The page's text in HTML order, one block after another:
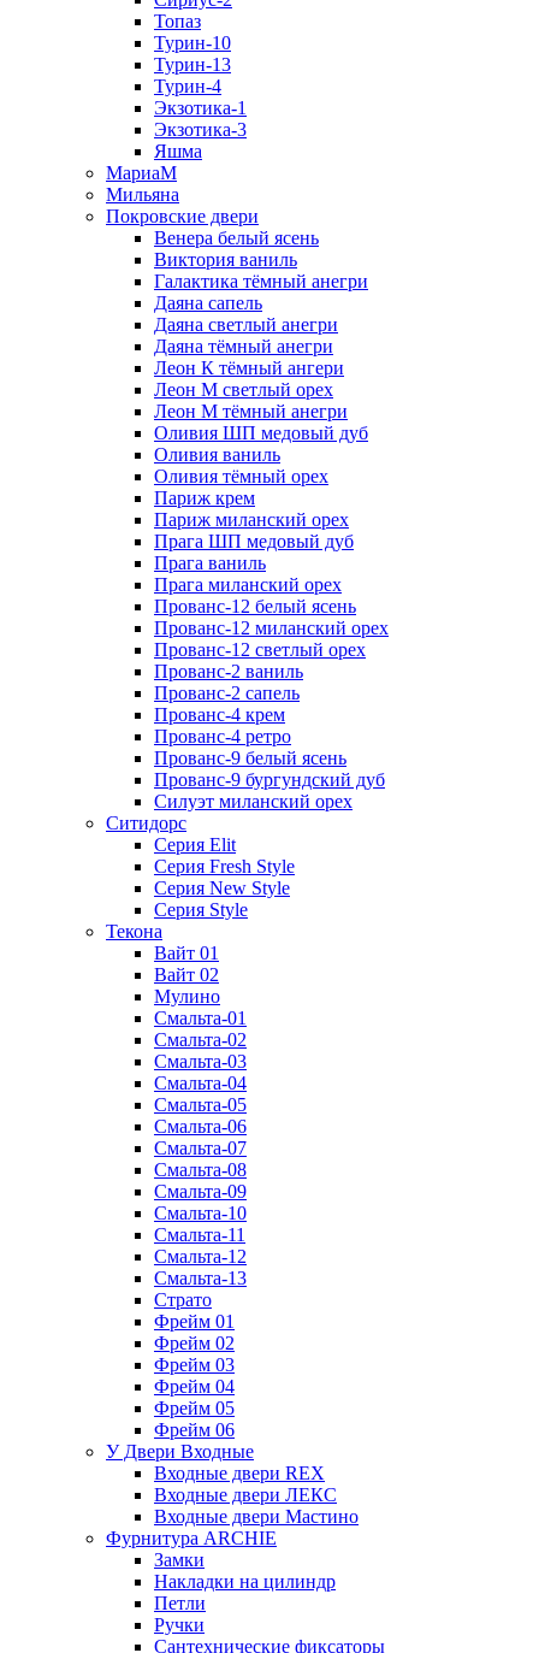
Топаз
Турин-10
Турин-13
Турин-4
Экзотика-1
Экзотика-3
Яшма
МариаМ
Мильяна
Покровские двери
Венера белый ясень
Виктория ваниль
Галактика тёмный анегри
Даяна сапель
Даяна светлый анегри
Даяна тёмный анегри
Леон К тёмный ангери
Леон М светлый орех
Леон М тёмный анегри
Оливия ШП медовый дуб
Оливия ваниль
Оливия тёмный орех
Париж крем
Париж миланский орех
Прага ШП медовый дуб
Прага ваниль
Прага миланский орех
Прованс-12 белый ясень
Прованс-12 миланский орех
Прованс-12 светлый орех
Прованс-2 ваниль
Прованс-2 сапель
Прованс-4 крем
Прованс-4 ретро
Прованс-9 белый ясень
Прованс-9 бургундский дуб
Силуэт миланский орех
Ситидорс
Серия Elit
Серия Fresh Style
Серия New Style
Серия Style
Текона
Вайт 01
Вайт 02
Мулино
Смальта-01
Смальта-02
Смальта-03
Смальта-04
Смальта-05
Смальта-06
Смальта-07
Смальта-08
Смальта-09
Смальта-10
Смальта-11
Смальта-12
Смальта-13
Страто
Фрейм 01
Фрейм 02
Фрейм 03
Фрейм 04
Фрейм 05
Фрейм 06
У Двери Входные
Входные двери REX
Входные двери ЛЕКС
Входные двери Мастино
Фурнитура ARCHIE
Замки
Накладки на цилиндр
Петли
Ручки
Сантехнические фиксаторы